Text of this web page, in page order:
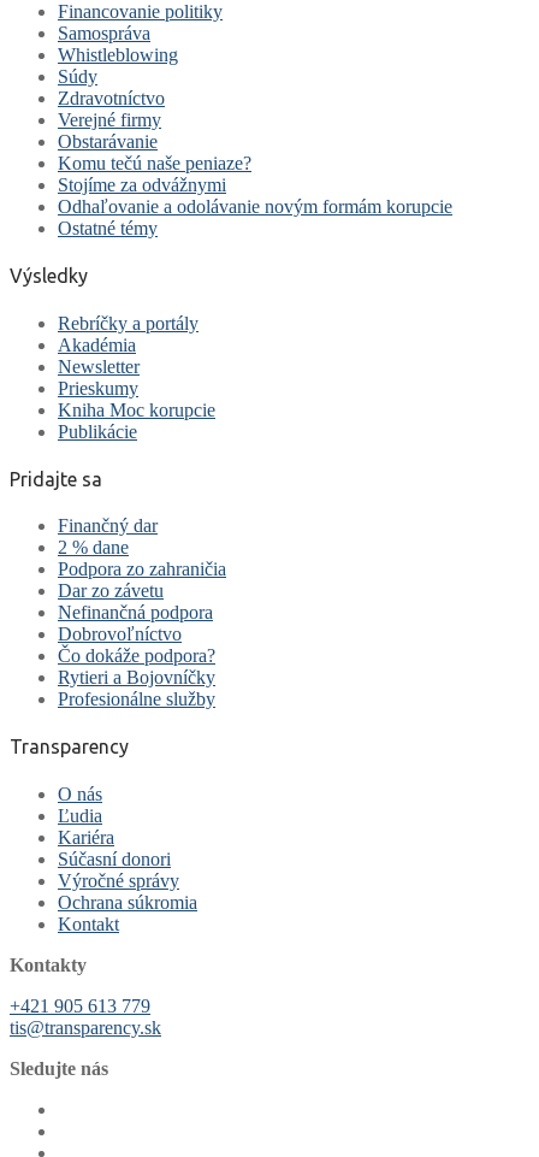
Financovanie politiky
Samospráva
Whistleblowing
Súdy
Zdravotníctvo
Verejné firmy
Obstarávanie
Komu tečú naše peniaze?
Stojíme za odvážnymi
Odhaľovanie a odolávanie novým formám korupcie
Ostatné témy
Výsledky
Rebríčky a portály
Akadémia
Newsletter
Prieskumy
Kniha Moc korupcie
Publikácie
Pridajte sa
Finančný dar
2 % dane
Podpora zo zahraničia
Dar zo závetu
Nefinančná podpora
Dobrovoľníctvo
Čo dokáže podpora?
Rytieri a Bojovníčky
Profesionálne služby
Transparency
O nás
Ľudia
Kariéra
Súčasní donori
Výročné správy
Ochrana súkromia
Kontakt
Kontakty
+421 905 613 779
tis@transparency.sk
Sledujte nás